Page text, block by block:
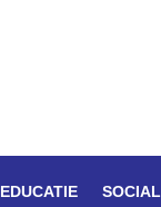
EDUCATIE SOCIAL